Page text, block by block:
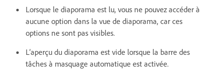
Lorsque le diaporama est lu, vous ne pouvez accéder à
aucune option dans la vue de diaporama, car ces
options ne sont pas visibles.
L’aperçu du diaporama est vide lorsque la barre des
tâches à masquage automatique est activée.